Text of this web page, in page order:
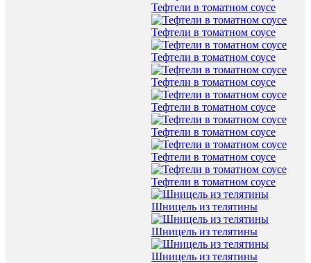
Тефтели в томатном соусе
Тефтели в томатном соусе
Тефтели в томатном соусе
Тефтели в томатном соусе
Тефтели в томатном соусе
Тефтели в томатном соусе
Тефтели в томатном соусе
Тефтели в томатном соусе
Шницель из телятины
Шницель из телятины
Шницель из телятины